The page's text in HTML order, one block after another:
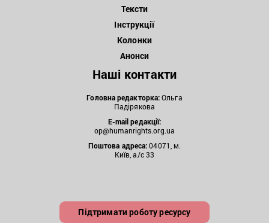
Тексти
Інструкції
Колонки
Анонси
Наші контакти
Головна редакторка:Ольга
Падірякова
E-mail редакції:
op@humanrights.org.ua
Поштова адреса:04071, м.
Київ, а/с 33
Підтримати роботу ресурсу